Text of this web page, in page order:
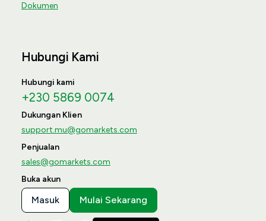
Dokumen
Hubungi Kami
Hubungi kami
+230 5869 0074
Dukungan Klien
support.mu@gomarkets.com
Penjualan
sales@gomarkets.com
Buka akun
Masuk Mulai Sekarang